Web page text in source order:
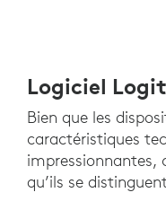
Logiciel
Bien que les
caractéristiques
impressionnantes,
qu’ils se